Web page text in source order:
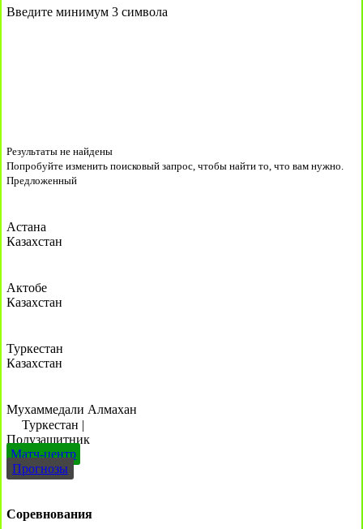
Введите минимум 3 символа
Результаты не найдены
Попробуйте изменить поисковый запрос, чтобы найти то, что вам нужно.
Предложенный
Астана
Казахстан
Актобе
Казахстан
Туркестан
Казахстан
Мухаммедали Алмахан
Туркестан |
Полузащитник
Матч-центр
Прогнозы
Соревнования